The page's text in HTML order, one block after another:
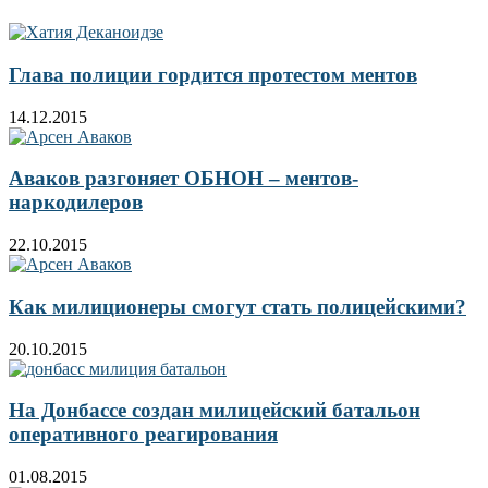
Глава полиции гордится протестом ментов
14.12.2015
Аваков разгоняет ОБНОН – ментов-
наркодилеров
22.10.2015
Как милиционеры смогут стать полицейскими?
20.10.2015
На Донбассе создан милицейский батальон
оперативного реагирования
01.08.2015